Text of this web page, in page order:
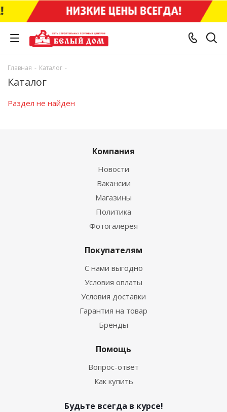
Главная - Каталог -
Каталог
Раздел не найден
Компания
Новости
Вакансии
Магазины
Политика
Фотогалерея
Покупателям
С нами выгодно
Условия оплаты
Условия доставки
Гарантия на товар
Бренды
Помощь
Вопрос-ответ
Как купить
Будьте всегда в курсе!